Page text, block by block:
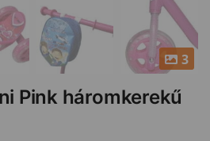
3
Pink háromkerekű